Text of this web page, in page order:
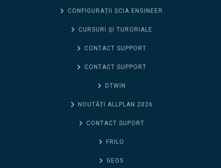
CONFIGURAȚII SCIA ENGINEER
CURSURI ȘI TURORIALE
CONTACT SUPPORT
CONTACT SUPPORT
DTWIN
NOUTĂȚI ALLPLAN 2026
CONTACT SUPORT
FRILO
GEO5